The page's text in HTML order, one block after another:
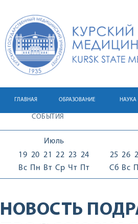
ГЛАВНАЯ ОБРАЗОВАНИЕ НАУКА
СОБЫТИЯ
Июль
19
Вс
20
Пн
21
Вт
22
Ср
23
Чт
24
Пт
25
Сб
26
Вс
НОВОСТЬ